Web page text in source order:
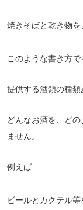
焼きそばと乾き物を
このような書き方で
提供する酒類の種
どんなお酒を、ど
ません。
例えば
ビールとカクテル等